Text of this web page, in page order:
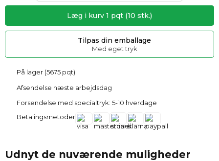
Læg i kurv 1 pqt (10 stk.)
Tilpas din emballage
Med eget tryk
På lager (5675 pqt)
Afsendelse næste arbejdsdag
Forsendelse med specialtryk: 5-10 hverdage
Betalingsmetoder
Udnyt de nuværende muligheder